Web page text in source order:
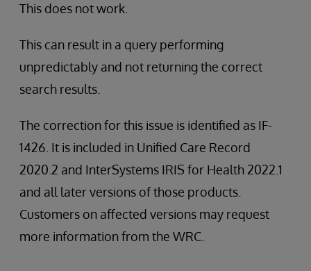
This does not work.
This can result in a query performing
unpredictably and not returning the correct
search results.
The correction for this issue is identified as IF-
1426. It is included in Unified Care Record
2020.2 and InterSystems IRIS for Health 2022.1
and all later versions of those products.
Customers on affected versions may request
more information from the WRC.